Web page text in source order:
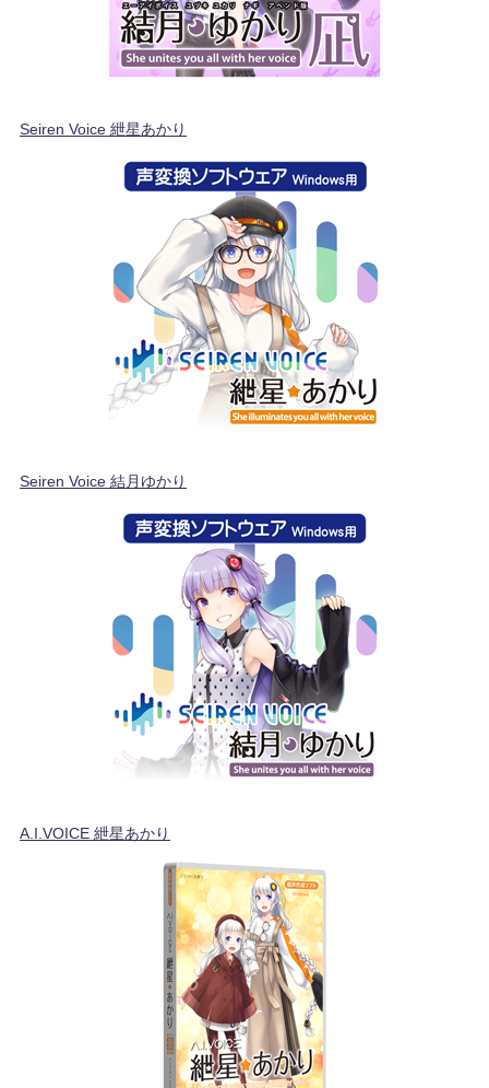
Seiren Voice 紲星あかり
Seiren Voice 結月ゆかり
A.I.VOICE 紲星あかり